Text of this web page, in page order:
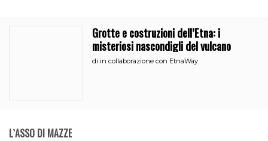
Grotte e costruzioni dell’Etna: i
misteriosi nascondigli del vulcano
di in collaborazione con EtnaWay
L`ASSO DI MAZZE